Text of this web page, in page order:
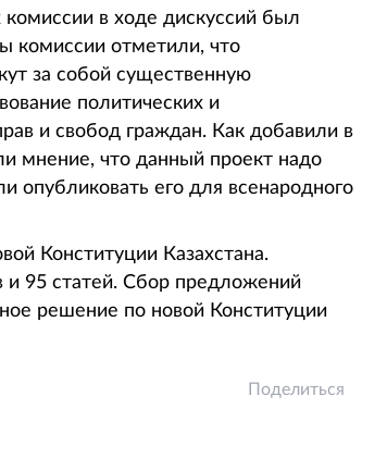
в ходе дискуссий был
комиссии отметили, что
за собой существенную
политических и
и свобод граждан. Как добавили в
мнение, что данный проект надо
опубликовать его для всенародного
Конституции Казахстана.
и 95 статей. Сбор предложений
решение по новой Конституции
Поделиться